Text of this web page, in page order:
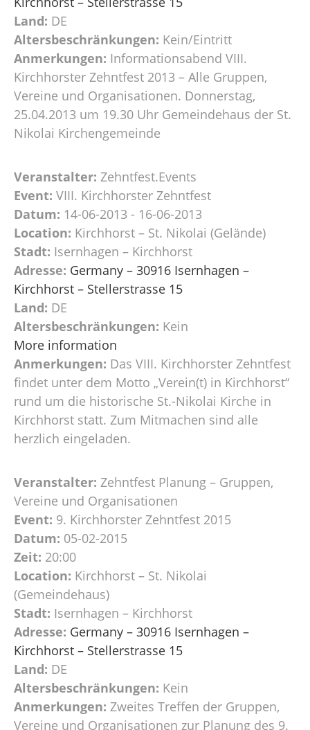
Land: DE
Altersbeschränkungen: Kein/Eintritt
Anmerkungen: Informationsabend VIII.
Kirchhorster Zehntfest 2013 – Alle Gruppen,
Vereine und Organisationen. Donnerstag,
25.04.2013 um 19.30 Uhr Gemeindehaus der St.
Nikolai Kirchengemeinde
Veranstalter: Zehntfest.Events
Event: VIII. Kirchhorster Zehntfest
Datum: 14-06-2013 - 16-06-2013
Location: Kirchhorst – St. Nikolai (Gelände)
Stadt: Isernhagen – Kirchhorst
Adresse: Germany – 30916 Isernhagen –
Kirchhorst – Stellerstrasse 15
Land: DE
Altersbeschränkungen: Kein
More information
Anmerkungen: Das VIII. Kirchhorster Zehntfest
findet unter dem Motto „Verein(t) in Kirchhorst“
rund um die historische St.-Nikolai Kirche in
Kirchhorst statt. Zum Mitmachen sind alle
herzlich eingeladen.
Veranstalter: Zehntfest Planung – Gruppen,
Vereine und Organisationen
Event: 9. Kirchhorster Zehntfest 2015
Datum: 05-02-2015
Zeit: 20:00
Location: Kirchhorst – St. Nikolai
(Gemeindehaus)
Stadt: Isernhagen – Kirchhorst
Adresse: Germany – 30916 Isernhagen –
Kirchhorst – Stellerstrasse 15
Land: DE
Altersbeschränkungen: Kein
Anmerkungen: Zweites Treffen der Gruppen,
Vereine und Organisationen zur Planung des 9.